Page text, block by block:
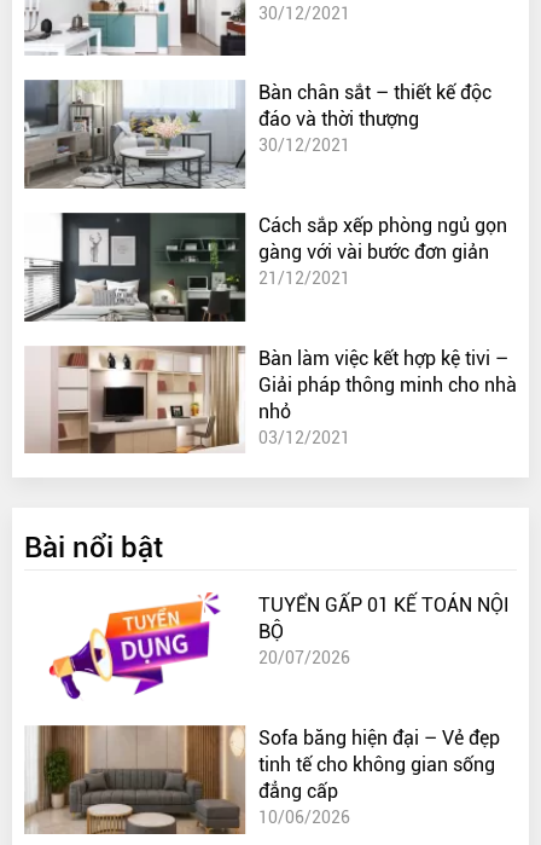
30/12/2021
Bàn chân sắt – thiết kế độc
đáo và thời thượng
30/12/2021
Cách sắp xếp phòng ngủ gọn
gàng với vài bước đơn giản
21/12/2021
Bàn làm việc kết hợp kệ tivi –
Giải pháp thông minh cho nhà
nhỏ
03/12/2021
Bài nổi bật
TUYỂN GẤP 01 KẾ TOÁN NỘI
BỘ
20/07/2026
Sofa băng hiện đại – Vẻ đẹp
tinh tế cho không gian sống
đẳng cấp
10/06/2026